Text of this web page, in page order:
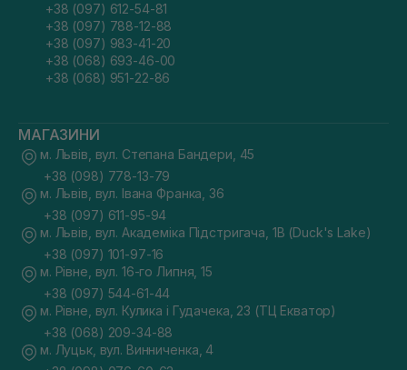
+38 (097) 612-54-81
+38 (097) 788-12-88
+38 (097) 983-41-20
+38 (068) 693-46-00
+38 (068) 951-22-86
МАГАЗИНИ
м. Львів, вул. Степана Бандери, 45
+38 (098) 778-13-79
м. Львів, вул. Івана Франка, 36
+38 (097) 611-95-94
м. Львів, вул. Академіка Підстригача, 1В (Duck's Lake)
+38 (097) 101-97-16
м. Рівне, вул. 16-го Липня, 15
+38 (097) 544-61-44
м. Рівне, вул. Кулика і Гудачека, 23 (ТЦ Екватор)
+38 (068) 209-34-88
м. Луцьк, вул. Винниченка, 4